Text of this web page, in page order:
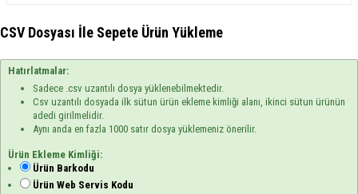
CSV Dosyası İle Sepete Ürün Yükleme
Hatırlatmalar:
Sadece .csv uzantılı dosya yüklenebilmektedir.
Csv uzantılı dosyada ilk sütun ürün ekleme kimliği alanı, ikinci sütun ürünün
adedi girilmelidir.
Aynı anda en fazla 1000 satır dosya yüklemeniz önerilir.
Ürün Ekleme Kimliği:
Ürün Barkodu
Ürün Web Servis Kodu